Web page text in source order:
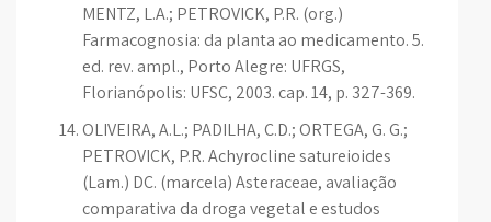
MENTZ, L.A.; PETROVICK, P.R. (org.)
Farmacognosia: da planta ao medicamento. 5.
ed. rev. ampl., Porto Alegre: UFRGS,
Florianópolis: UFSC, 2003. cap. 14, p. 327-369.
OLIVEIRA, A.L.; PADILHA, C.D.; ORTEGA, G. G.;
PETROVICK, P.R. Achyrocline satureioides
(Lam.) DC. (marcela) Asteraceae, avaliação
comparativa da droga vegetal e estudos